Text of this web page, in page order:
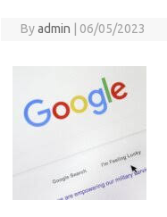
Byadmin 06/05/2023